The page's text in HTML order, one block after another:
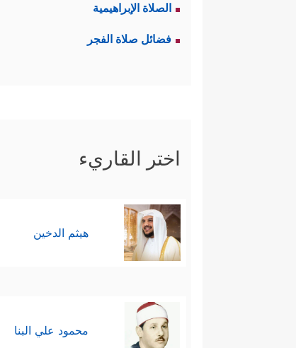
الصلاة الإبراهيمية
فضائل صلاة الفجر
اختر القاريء
هيثم الدخين
محمود علي البنا